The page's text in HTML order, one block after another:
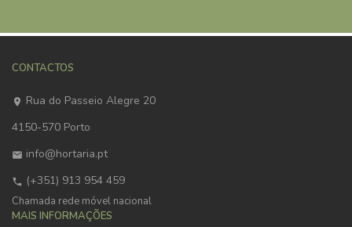
CONTACTOS
Rua do Passeio Alegre 20
4150-570 Porto
info@hortaria.pt
(+351) 913 954 459
Chamada rede móvel nacional
MAIS INFORMAÇÕES